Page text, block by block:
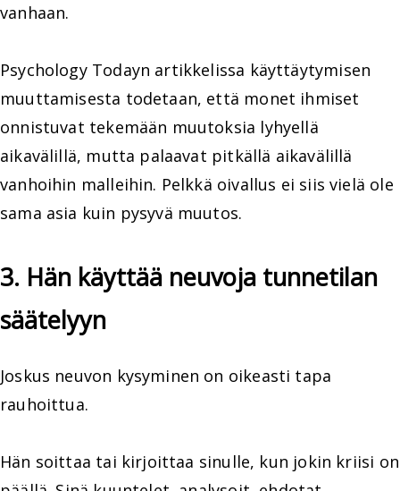
vanhaan.
Psychology Todayn artikkelissa käyttäytymisen
muuttamisesta todetaan, että monet ihmiset
onnistuvat tekemään muutoksia lyhyellä
aikavälillä, mutta palaavat pitkällä aikavälillä
vanhoihin malleihin. Pelkkä oivallus ei siis vielä ole
sama asia kuin pysyvä muutos.
3. Hän käyttää neuvoja tunnetilan
säätelyyn
Joskus neuvon kysyminen on oikeasti tapa
rauhoittua.
Hän soittaa tai kirjoittaa sinulle, kun jokin kriisi on